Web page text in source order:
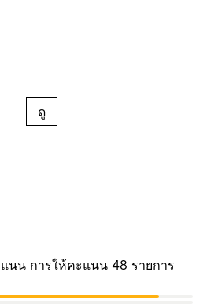
ดู
นน การให้คะแนน 48 รายการ